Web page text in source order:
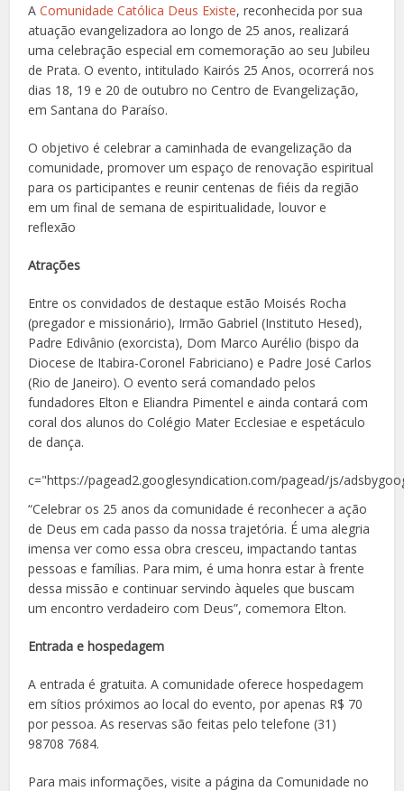
AComunidade Católica Deus Existe, reconhecida por sua
atuação evangelizadora ao longo de 25 anos, realizará
uma celebração especial em comemoração ao seu Jubileu
de Prata. O evento, intitulado Kairós 25 Anos, ocorrerá nos
dias 18, 19 e 20 de outubro no Centro de Evangelização,
em Santana do Paraíso.
O objetivo é celebrar a caminhada de evangelização da
comunidade, promover um espaço de renovação espiritual
para os participantes e reunir centenas de fiéis da região
em um final de semana de espiritualidade, louvor e
reflexão
Atrações
Entre os convidados de destaque estão Moisés Rocha
(pregador e missionário), Irmão Gabriel (Instituto Hesed),
Padre Edivânio (exorcista), Dom Marco Aurélio (bispo da
Diocese de Itabira-Coronel Fabriciano) e Padre José Carlos
(Rio de Janeiro). O evento será comandado pelos
fundadores Elton e Eliandra Pimentel e ainda contará com
coral dos alunos do Colégio Mater Ecclesiae e espetáculo
de dança.
c="https://pagead2.googlesyndication.com/pagead/js/
“Celebrar os 25 anos da comunidade é reconhecer a ação
de Deus em cada passo da nossa trajetória. É uma alegria
imensa ver como essa obra cresceu, impactando tantas
pessoas e famílias. Para mim, é uma honra estar à frente
dessa missão e continuar servindo àqueles que buscam
um encontro verdadeiro com Deus”, comemora Elton.
Entrada e hospedagem
A entrada é gratuita. A comunidade oferece hospedagem
em sítios próximos ao local do evento, por apenas R$ 70
por pessoa. As reservas são feitas pelo telefone (31)
98708 7684.
Para mais informações, visite a página da Comunidade no